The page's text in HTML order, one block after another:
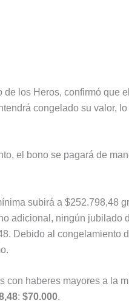
de los Heros, confirmó que
congelado su valor,
el bono se pagará de
subirá a $252.798,48
adicional, ningún jubilado
Debido al congelamiento
con haberes mayores a la
: $70.000.